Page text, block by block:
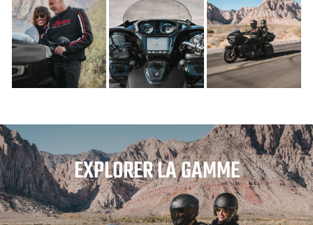
EXPLORER LA GAMME